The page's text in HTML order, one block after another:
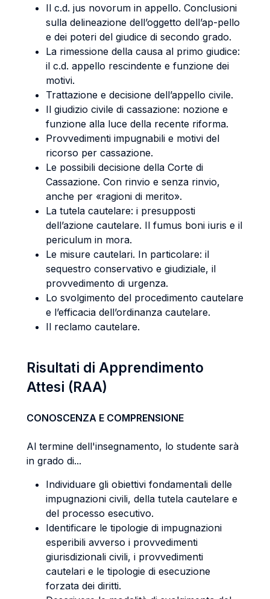
Il c.d. jus novorum in appello. Conclusioni
sulla delineazione dell’oggetto dell’ap-pello
e dei poteri del giudice di secondo grado.
La rimessione della causa al primo giudice:
il c.d. appello rescindente e funzione dei
motivi.
Trattazione e decisione dell’appello civile.
Il giudizio civile di cassazione: nozione e
funzione alla luce della recente riforma.
Provvedimenti impugnabili e motivi del
ricorso per cassazione.
Le possibili decisione della Corte di
Cassazione. Con rinvio e senza rinvio,
anche per «ragioni di merito».
La tutela cautelare: i presupposti
dell’azione cautelare. Il fumus boni iuris e il
periculum in mora.
Le misure cautelari. In particolare: il
sequestro conservativo e giudiziale, il
provvedimento di urgenza.
Lo svolgimento del procedimento cautelare
e l’efficacia dell’ordinanza cautelare.
Il reclamo cautelare.
Risultati di Apprendimento
Attesi (RAA)
CONOSCENZA E COMPRENSIONE
Al termine dell'insegnamento, lo studente sarà
in grado di...
Individuare gli obiettivi fondamentali delle
impugnazioni civili, della tutela cautelare e
del processo esecutivo.
Identificare le tipologie di impugnazioni
esperibili avverso i provvedimenti
giurisdizionali civili, i provvedimenti
cautelari e le tipologie di esecuzione
forzata dei diritti.